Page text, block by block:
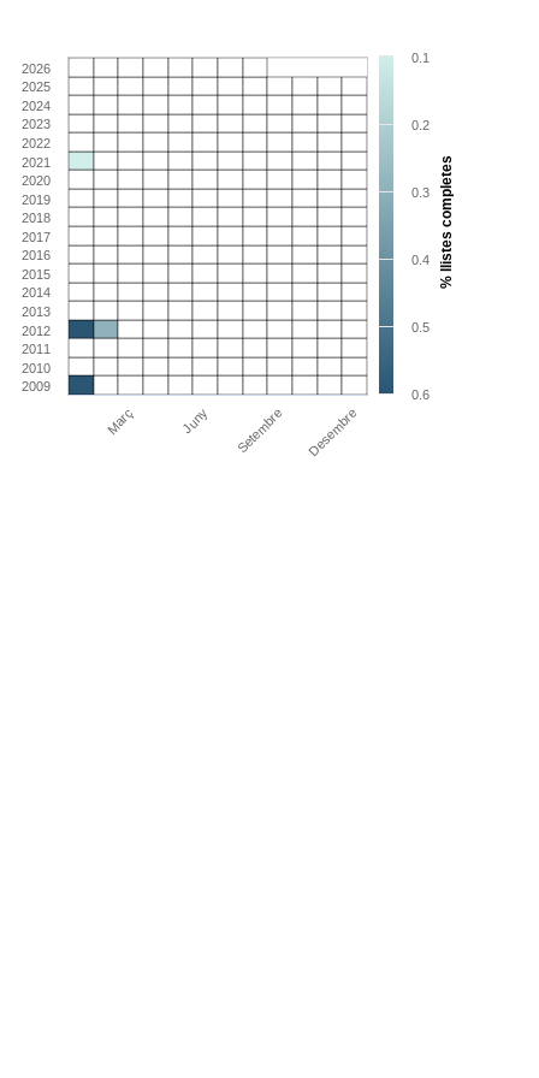
0.1
0.2
0.3
0.4
0.5
0.6
% llistes completes
Març Juny Setembre Desembre
2009
2010
2011
2012
2013
2014
2015
2016
2017
2018
2019
2020
2021
2022
2023
2024
2025
2026